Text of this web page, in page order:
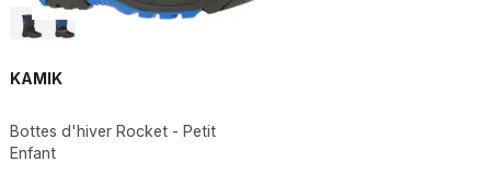
KAMIK
Bottes d'hiver Rocket - Petit
Enfant